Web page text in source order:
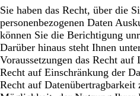
Sie haben das Recht, über die
personenbezogenen Daten
können Sie die Berichtigung
Darüber hinaus steht Ihnen
Voraussetzungen das Recht
Recht auf Einschränkung der
Recht auf Datenübertragbarkeit